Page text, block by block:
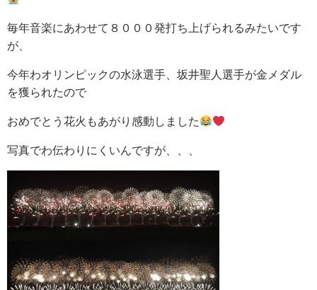
毎年音楽にあわせて８０００発打ち上げられるみたいです
が、
今年わオリンピックの水泳選手、坂井聖人選手が金メダル
を獲られたので
おめでとう花火もあがり感動しました
写真でわ伝わりにくいんですが、、、